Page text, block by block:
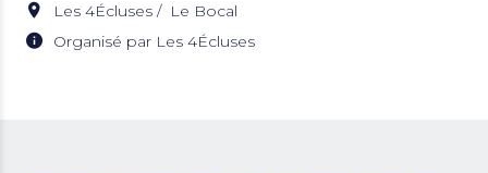
Les 4Écluses
Le Bocal
Organisé par Les 4Écluses